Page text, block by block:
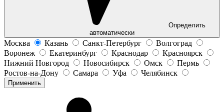
Определить
автоматически
Москва Казань Санкт-Петербург
Волгоград
Воронеж
Екатеринбург Краснодар
Красноярск
Нижний Новгород
Новосибирск Омск
Пермь
Ростов-на-Дону
Самара Уфа Челябинск
Применить